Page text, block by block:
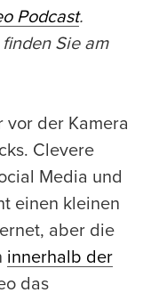
Podcast.
Sie am
vor der Kamera
Clevere
Media und
einen kleinen
aber die
innerhalb der
das